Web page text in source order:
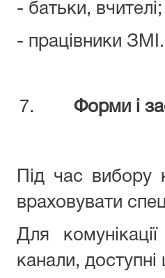
- батьки, вчителі;
- працівники ЗМІ.
Форми і
Під час вибору
враховувати
Для
канали,